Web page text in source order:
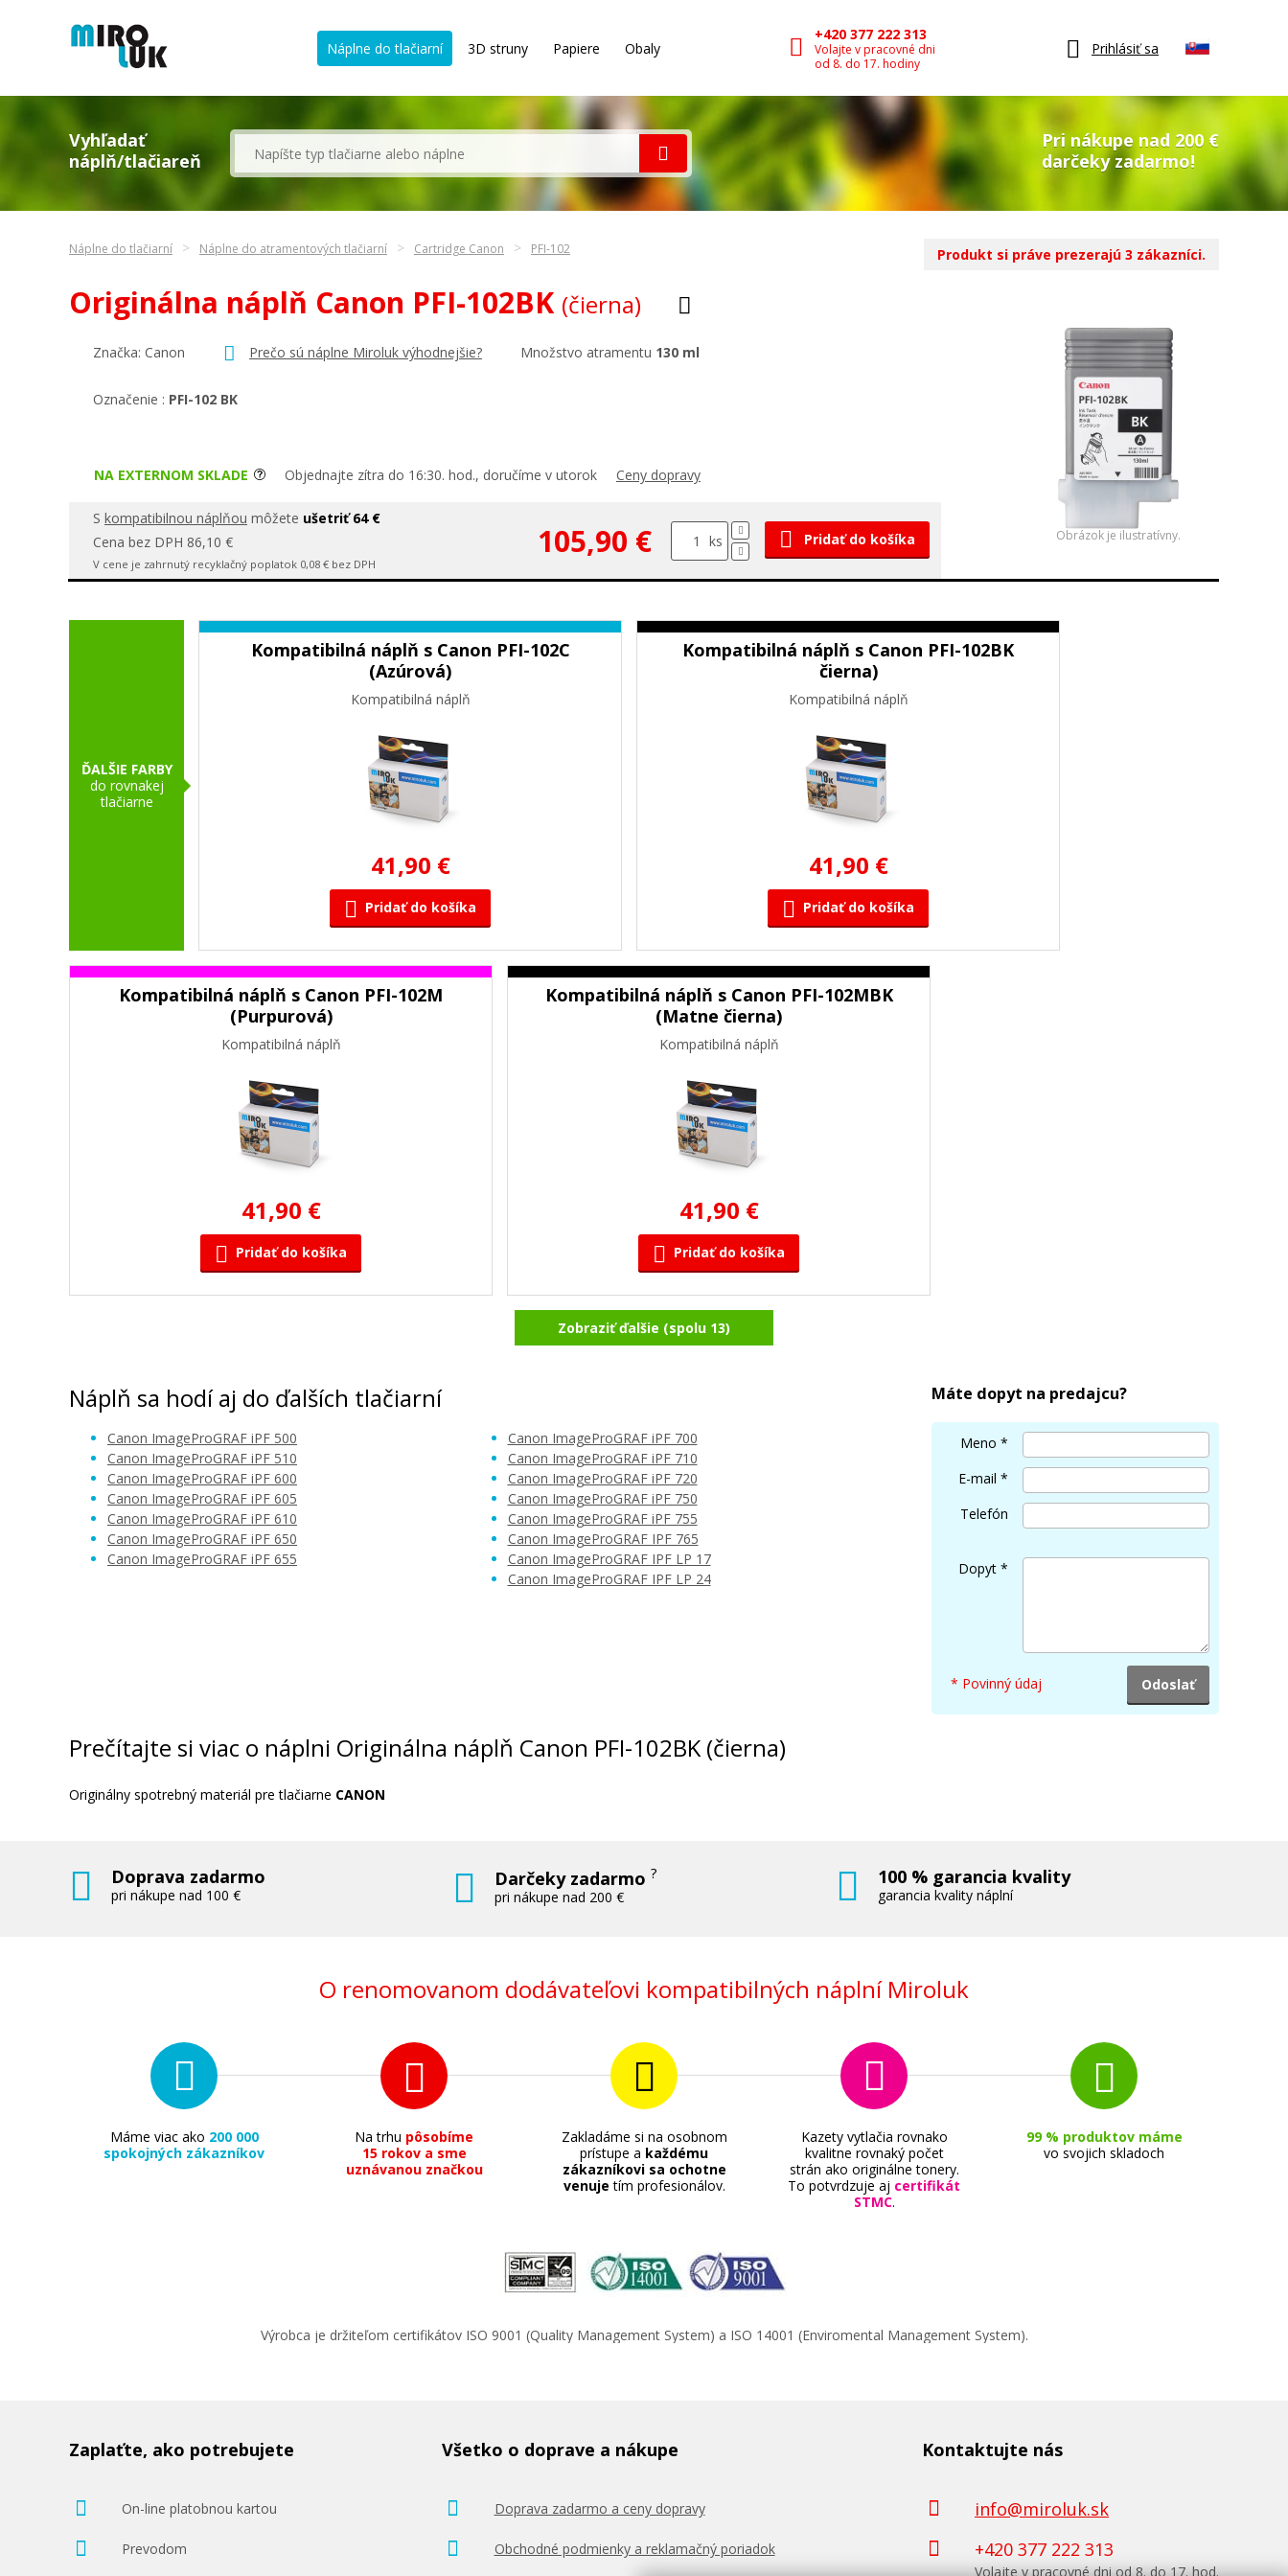
Náplne do tlačiarní 3D struny Papiere Obaly
+420 377 222 313
Volajte v pracovné dni
od 8. do 17. hodiny
Prihlásiť sa
Vyhľadať
náplň/tlačiareň
Pri nákupe nad 200 €
darčeky zadarmo!
Náplne do tlačiarní Náplne do atramentových tlačiarní Cartridge Canon PFI-102
Originálna náplň Canon PFI-102BK (čierna)
Značka: Canon Prečo sú náplne Miroluk výhodnejšie? Množstvo atramentu 130 ml
Označenie : PFI-102 BK
NA EXTERNOM SKLADE Objednajte zítra do 16:30. hod., doručíme v utorok Ceny dopravy
S kompatibilnou náplňou môžete ušetriť 64 €
Cena bez DPH 86,10 €
V cene je zahrnutý recyklačný poplatok 0,08 € bez DPH
105,90 € ks Pridať do košíka Obrázok je ilustratívny.
Produkt si práve prezerajú 3 zákazníci.
ĎALŠIE FARBY
do rovnakej
tlačiarne
Kompatibilná náplň s Canon PFI-102C
(Azúrová)
Kompatibilná náplň
41,90 €
Pridať do košíka
Kompatibilná náplň s Canon PFI-102BK
čierna)
Kompatibilná náplň
41,90 €
Pridať do košíka
Kompatibilná náplň s Canon PFI-102M
(Purpurová)
Kompatibilná náplň
41,90 €
Pridať do košíka
Kompatibilná náplň s Canon PFI-102MBK
(Matne čierna)
Kompatibilná náplň
41,90 €
Pridať do košíka
Kompatibilná náplň
41,90 €
Originálna odpadová nádobka CANON MC-
59,90 €
Originálna náplň
Originálna náplň Originálna náplň
103,90 €
Pridať do košíka
Zobraziť ďalšie (spolu 13)
Náplň sa hodí aj do ďalších tlačiarní
Canon ImageProGRAF iPF 500
Canon ImageProGRAF iPF 510
Canon ImageProGRAF iPF 600
Canon ImageProGRAF iPF 605
Canon ImageProGRAF iPF 610
Canon ImageProGRAF iPF 650
Canon ImageProGRAF iPF 655
Canon ImageProGRAF iPF 700
Canon ImageProGRAF iPF 710
Canon ImageProGRAF iPF 720
Canon ImageProGRAF iPF 750
Canon ImageProGRAF iPF 755
Canon ImageProGRAF IPF 765
Canon ImageProGRAF IPF LP 17
Canon ImageProGRAF IPF LP 24
Máte dopyt na predajcu?
Meno *
E-mail *
Telefón
Dopyt *
* Povinný údaj
Prečítajte si viac o náplni Originálna náplň Canon PFI-102BK (čierna)
Originálny spotrebný materiál pre tlačiarne CANON
Doprava zadarmo
pri nákupe nad 100 €
Darčeky zadarmo?
pri nákupe nad 200 €
100 % garancia kvality
garancia kvality náplní
O renomovanom dodávateľovi kompatibilných náplní Miroluk
Máme viac ako 200 000
spokojných zákazníkov
Na trhu pôsobíme
15 rokov a sme
uznávanou značkou
Zakladáme si na osobnom
prístupe a každému
zákazníkovi sa ochotne
venuje tím profesionálov.
Kazety vytlačia rovnako
kvalitne rovnaký počet
strán ako originálne tonery.
To potvrdzuje aj certifikát
STMC.
99 % produktov máme
vo svojich skladoch
Výrobca je držiteľom certifikátov ISO 9001 (Quality Management System) a ISO 14001 (Enviromental Management System).
Zaplaťte, ako potrebujete
On-line platobnou kartou
Prevodom
Všetko o doprave a nákupe
Doprava zadarmo a ceny dopravy
Obchodné podmienky a reklamačný poriadok
Kontaktujte nás
info@miroluk.sk
+420 377 222 313
Volajte v pracovné dni od 8. do 17. hod.